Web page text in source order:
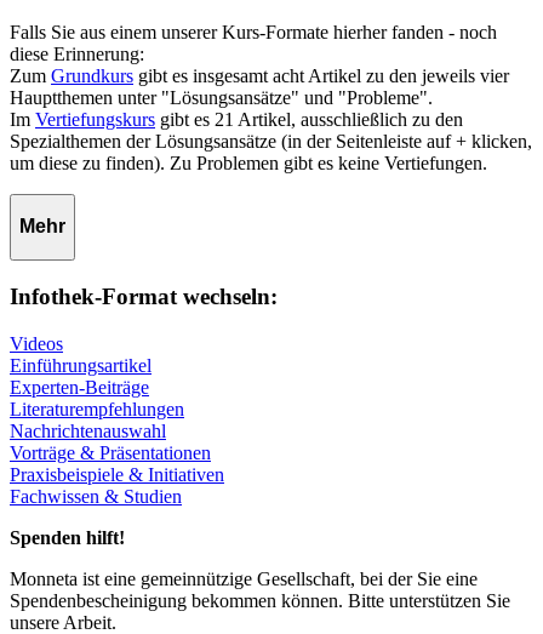
Falls Sie aus einem unserer Kurs-Formate hierher fanden - noch
diese Erinnerung:
Zum Grundkurs gibt es insgesamt acht Artikel zu den jeweils vier
Hauptthemen unter "Lösungsansätze" und "Probleme".
Im Vertiefungskurs gibt es 21 Artikel, ausschließlich zu den
Spezialthemen der Lösungsansätze (in der Seitenleiste auf + klicken,
um diese zu finden). Zu Problemen gibt es keine Vertiefungen.
Mehr
Infothek-Format wechseln:
Videos
Einführungsartikel
Experten-Beiträge
Literaturempfehlungen
Nachrichtenauswahl
Vorträge & Präsentationen
Praxisbeispiele & Initiativen
Fachwissen & Studien
Spenden hilft!
Monneta ist eine gemeinnützige Gesellschaft, bei der Sie eine
Spendenbescheinigung bekommen können. Bitte unterstützen Sie
unsere Arbeit.